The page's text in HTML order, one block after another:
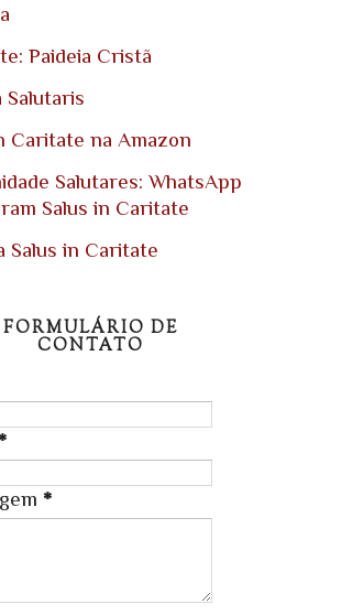
Paideia Cristã
Salutaris
Caritate na Amazon
Salutares: WhatsApp
Salus in Caritate
Salus in Caritate
FORMULÁRIO DE
CONTATO
*
*